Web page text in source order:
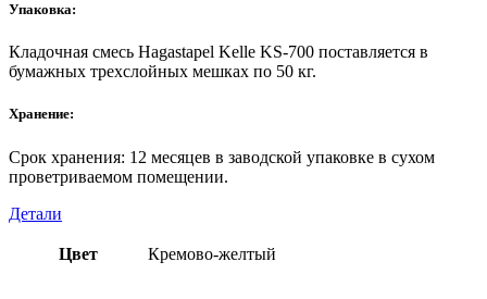
Упаковка:
Кладочная смесь Hagastapel Kelle KS-700 поставляется в
бумажных трехслойных мешках по 50 кг.
Хранение:
Срок хранения: 12 месяцев в заводской упаковке в сухом
проветриваемом помещении.
Детали
Цвет Кремово-желтый